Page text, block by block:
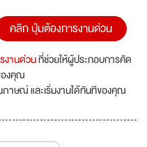
คลิก ปุ่มต้องการงานด่วน
งานด่วนที่ช่วยให้ผู้ประกอบการคัด
องคุณ
าษณ์ และเริ่มงานได้ทันทีของคุณ